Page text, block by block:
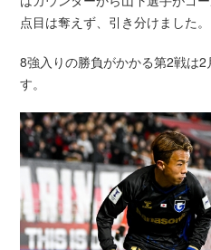
点目は奪えず、引き分けました。
8強入りの勝負がかかる第2戦は
す。